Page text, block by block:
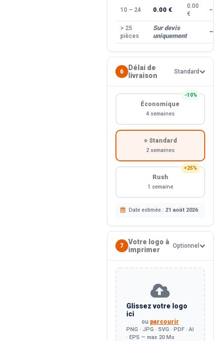
10 – 24 0.00 €
0.00
€
> 25
pièces
Sur devis
uniquement
—
6
Délai de
livraison
Standard
−10%
Économique
4 semaines
⭐ Standard
2 semaines
+25%
Rush
1 semaine
Date estimée : 21 août 2026
7
Votre logo à
imprimer
Optionnel
Glissez votre logo
ici
ou parcourir
PNG · JPG · SVG · PDF · AI
· EPS — max 20 Mo